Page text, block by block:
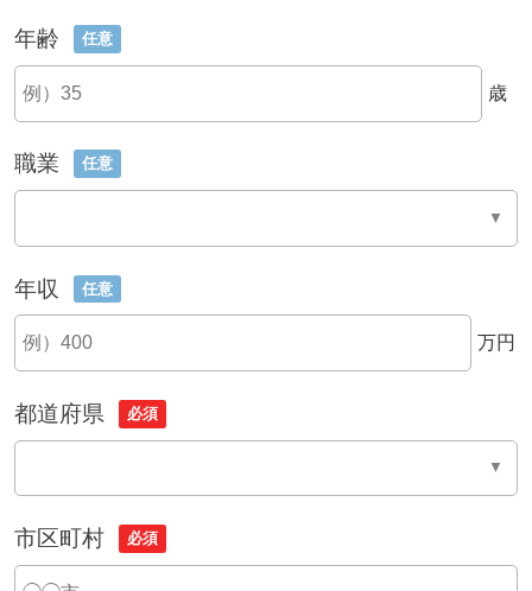
年齢 任意
歳
職業 任意
年収 任意
万円
都道府県 必須
市区町村 必須